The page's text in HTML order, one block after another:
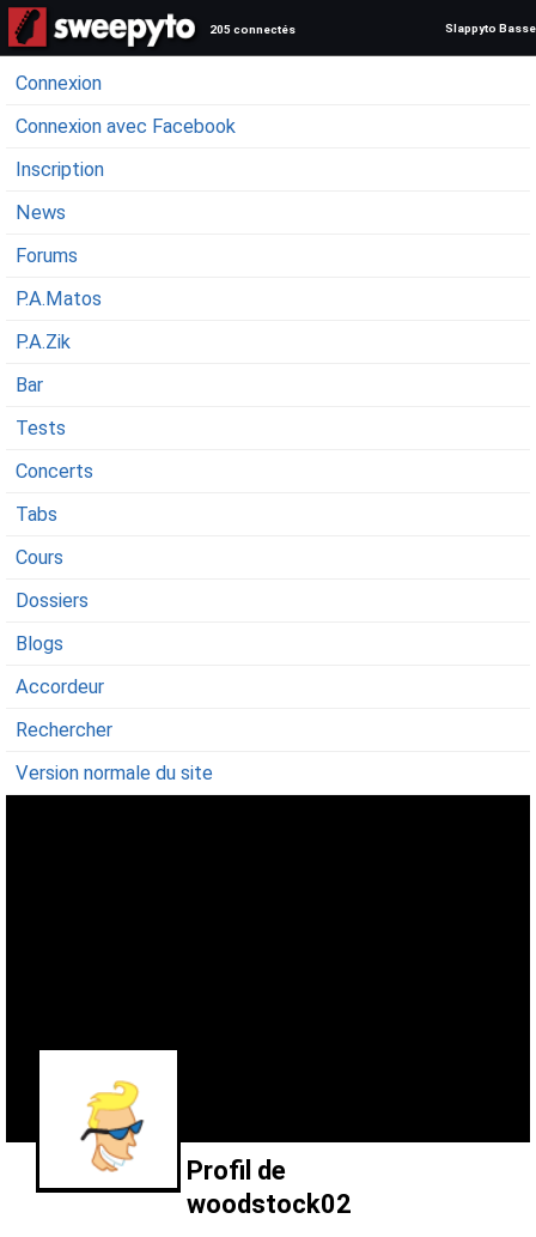
205 connectés Slappyto Basse
Connexion
Connexion avec Facebook
Inscription
News
Forums
P.A.Matos
P.A.Zik
Bar
Tests
Concerts
Tabs
Cours
Dossiers
Blogs
Accordeur
Rechercher
Version normale du site
Profil de
woodstock02